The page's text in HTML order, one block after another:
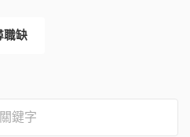
職缺